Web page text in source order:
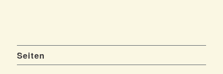
Seiten